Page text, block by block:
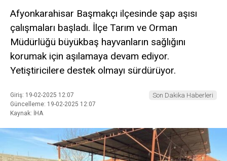
Afyonkarahisar Başmakçı ilçesinde şap aşısı
çalışmaları başladı. İlçe Tarım ve Orman
Müdürlüğü büyükbaş hayvanların sağlığını
korumak için aşılamaya devam ediyor.
Yetiştiricilere destek olmayı sürdürüyor.
Giriş: 19-02-2025 12:07
Güncelleme: 19-02-2025 12:07
Kaynak: İHA
Son Dakika Haberleri